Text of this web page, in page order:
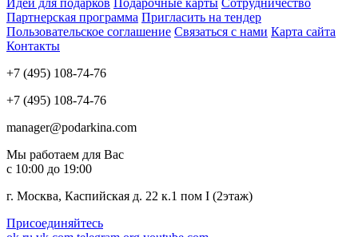
Идеи для подарков Подарочные карты Сотрудничество
Партнерская программа Пригласить на тендер
Пользовательское соглашение Связаться с нами Карта сайта
Контакты
+7 (495) 108-74-76
+7 (495) 108-74-76
manager@podarkina.com
Мы работаем для Вас
с 10:00 до 19:00
г. Москва, Каспийская д. 22 к.1 пом I (2этаж)
Присоединяйтесь